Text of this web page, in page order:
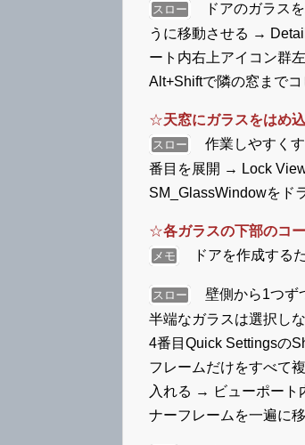
スロー
ドアのガラスを
うに移動させる →
ート内右上アイコン群
Alt+Shiftで隣の窓までコ
☆天窓にガラスをはめ
スロー
作業しやすくす
番目を展開 → Lock
SM_GlassWindowをド
☆各ガラスの下部のコ
メモ ドアを作成する
スロー
壁側から1つず
半端なガラスは選択し
4番目Quick Settingsの
フレームだけをすべて
入れる → ビューポート
ナーフレームを一遍に